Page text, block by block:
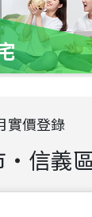
實價登錄
・ 信義